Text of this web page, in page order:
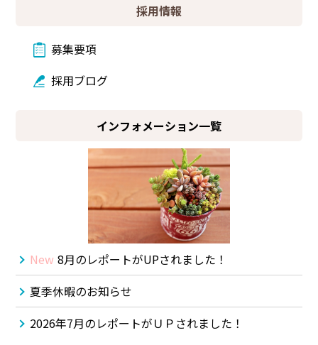
採用情報
募集要項
採用ブログ
インフォメーション一覧
New 8月のレポートがUPされました！
夏季休暇のお知らせ
2026年7月のレポートがＵＰされました！